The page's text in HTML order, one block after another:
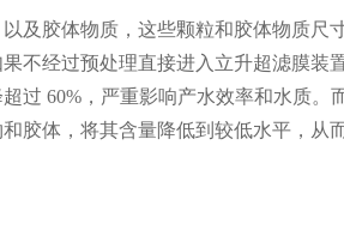
及胶体物质，这些颗粒和胶体物质尺
不经过预处理直接进入立升超滤膜装
过 60%，严重影响产水效率和水质。
胶体，将其含量降低到较低水平，从